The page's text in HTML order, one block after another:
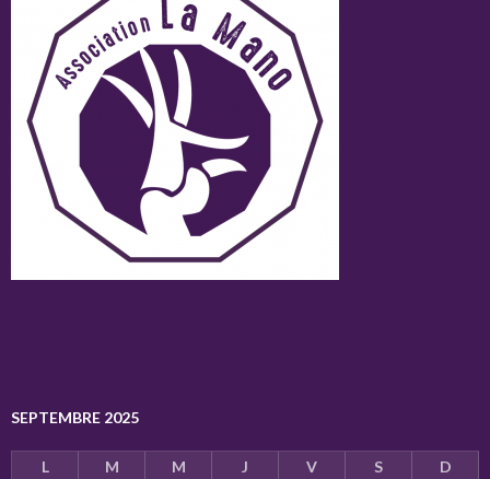
SEPTEMBRE 2025
L M M J V S D